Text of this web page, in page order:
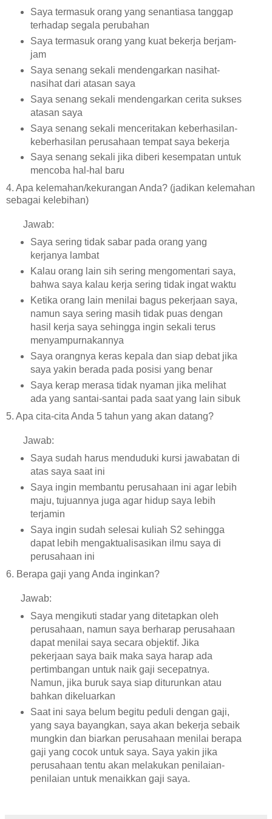
Saya termasuk orang yang senantiasa tanggap
terhadap segala perubahan
Saya termasuk orang yang kuat bekerja berjam-
jam
Saya senang sekali mendengarkan nasihat-
nasihat dari atasan saya
Saya senang sekali mendengarkan cerita sukses
atasan saya
Saya senang sekali menceritakan keberhasilan-
keberhasilan perusahaan tempat saya bekerja
Saya senang sekali jika diberi kesempatan untuk
mencoba hal-hal baru
4. Apa kelemahan/kekurangan Anda? (jadikan kelemahan
sebagai kelebihan)
Jawab:
Saya sering tidak sabar pada orang yang
kerjanya lambat
Kalau orang lain sih sering mengomentari saya,
bahwa saya kalau kerja sering tidak ingat waktu
Ketika orang lain menilai bagus pekerjaan saya,
namun saya sering masih tidak puas dengan
hasil kerja saya sehingga ingin sekali terus
menyampurnakannya
Saya orangnya keras kepala dan siap debat jika
saya yakin berada pada posisi yang benar
Saya kerap merasa tidak nyaman jika melihat
ada yang santai-santai pada saat yang lain sibuk
5. Apa cita-cita Anda 5 tahun yang akan datang?
Jawab:
Saya sudah harus menduduki kursi jawabatan di
atas saya saat ini
Saya ingin membantu perusahaan ini agar lebih
maju, tujuannya juga agar hidup saya lebih
terjamin
Saya ingin sudah selesai kuliah S2 sehingga
dapat lebih mengaktualisasikan ilmu saya di
perusahaan ini
6. Berapa gaji yang Anda inginkan?
Jawab:
Saya mengikuti stadar yang ditetapkan oleh
perusahaan, namun saya berharap perusahaan
dapat menilai saya secara objektif. Jika
pekerjaan saya baik maka saya harap ada
pertimbangan untuk naik gaji secepatnya.
Namun, jika buruk saya siap diturunkan atau
bahkan dikeluarkan
Saat ini saya belum begitu peduli dengan gaji,
yang saya bayangkan, saya akan bekerja sebaik
mungkin dan biarkan perusahaan menilai berapa
gaji yang cocok untuk saya. Saya yakin jika
perusahaan tentu akan melakukan penilaian-
penilaian untuk menaikkan gaji saya.